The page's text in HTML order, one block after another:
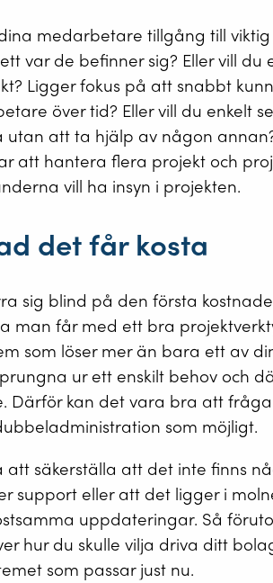
medarbetare tillgång till
var de befinner sig? Eller vill du
Ligger fokus på att snabbt
över tid? Eller vill du enkelt
utan att ta hjälp av någon
att hantera flera projekt och
vill ha insyn i projekten.
det får kosta
sig blind på den första
man får med ett bra
som löser mer än bara ett av
ur ett enskilt behov och
Därför kan det vara bra att
som möjligt.
säkerställa att det inte finns
support eller att det ligger i
uppdateringar. Så
hur du skulle vilja driva ditt
som passar just nu.